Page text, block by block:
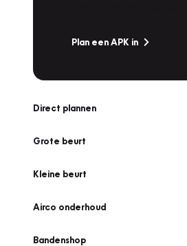
Plan een APK in
Direct plannen
Grote beurt
Kleine beurt
Airco onderhoud
Bandenshop